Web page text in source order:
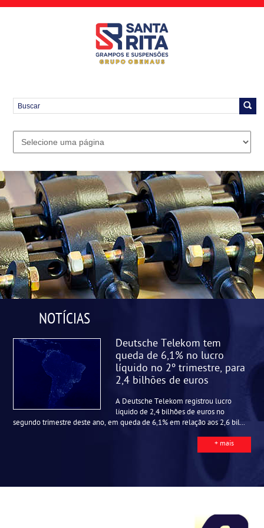
NOTÍCIAS
Deutsche Telekom tem
queda de 6,1% no lucro
líquido no 2º trimestre, para
2,4 bilhões de euros
A Deutsche Telekom registrou lucro
líquido de 2,4 bilhões de euros no
segundo trimestre deste ano, em queda de 6,1% em relação aos 2,6 bil...
+ mais